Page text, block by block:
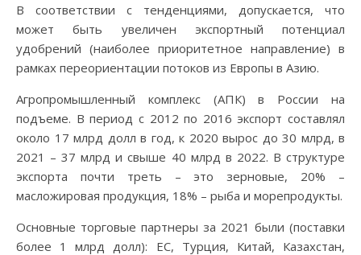
В соответствии с тенденциями, допускается, что
может быть увеличен экспортный потенциал
удобрений (наиболее приоритетное направление) в
рамках переориентации потоков из Европы в Азию.
Агропромышленный комплекс (АПК) в России на
подъеме. В период с 2012 по 2016 экспорт составлял
около 17 млрд долл в год, к 2020 вырос до 30 млрд, в
2021 – 37 млрд и свыше 40 млрд в 2022. В структуре
экспорта почти треть – это зерновые, 20% –
масложировая продукция, 18% – рыба и морепродукты.
Основные торговые партнеры за 2021 были (поставки
более 1 млрд долл): ЕС, Турция, Китай, Казахстан,